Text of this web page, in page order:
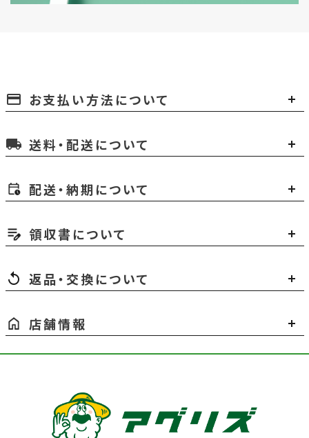
payment お支払い方法について
local_shipping 送料・配送について
配送・納期について
領収書について
返品・交換について
店舗情報